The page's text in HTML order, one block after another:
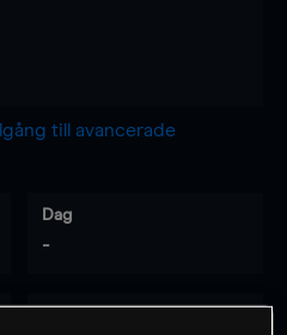
till avancerade
Dag
-